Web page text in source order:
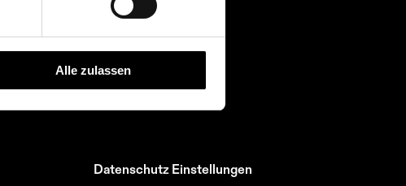
Alle zulassen
Webmail
Lernendenportal
Datenschutz Einstellungen